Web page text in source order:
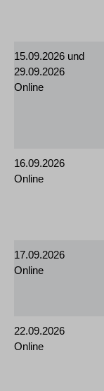
15.09.2026 und
29.09.2026
Online
16.09.2026
Online
17.09.2026
Online
22.09.2026
Online